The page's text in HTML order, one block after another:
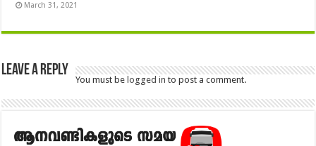
March 31, 2021
Leave a Reply
You must be logged in to post a comment.